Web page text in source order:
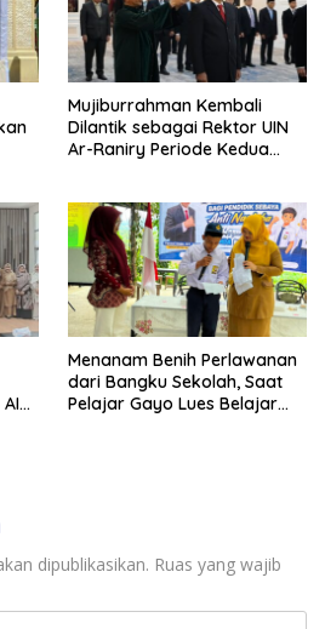
Mujiburrahman Kembali
Dilantik sebagai Rektor UIN
Ar-Raniry Periode Kedua
Menanam Benih Perlawanan
dari Bangku Sekolah, Saat
Pelajar Gayo Lues Belajar
dipublikasikan. Ruas yang wajib